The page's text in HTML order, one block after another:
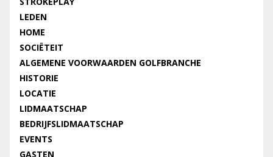
LEDEN
HOME
SOCIËTEIT
ALGEMENE VOORWAARDEN GOLFBRANCHE
HISTORIE
LOCATIE
LIDMAATSCHAP
BEDRIJFSLIDMAATSCHAP
EVENTS
GASTEN